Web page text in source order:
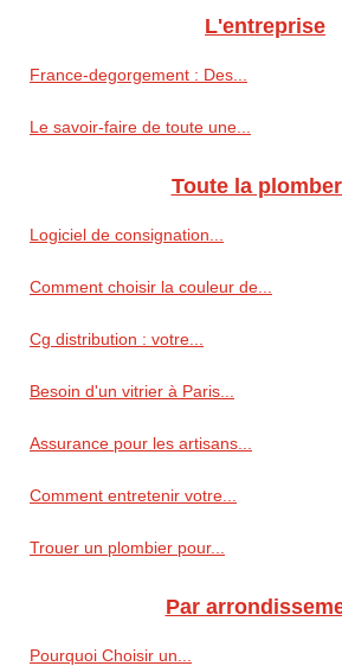
L'entreprise
France-degorgement : Des...
Le savoir-faire de toute une...
Toute la
Logiciel de consignation...
Comment choisir la couleur de...
Cg distribution : votre...
Besoin d'un vitrier à Paris...
Assurance pour les artisans...
Comment entretenir votre...
Trouer un plombier pour...
Par
Pourquoi Choisir un...